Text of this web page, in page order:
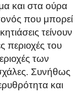
και στα ούρα
που μπορεί
τείνουν
περιοχές του
των
Συνήθως
και